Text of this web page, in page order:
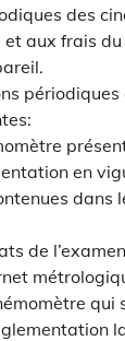
des
aux frais
périodiques
en
dans
de
qui